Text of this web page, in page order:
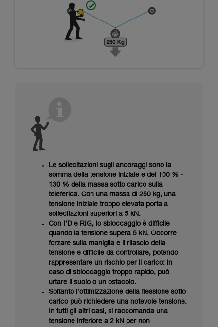
Le sollecitazioni sugli ancoraggi sono la
somma della tensione iniziale e del 100 % -
130 % della massa sotto carico sulla
teleferica. Con una massa di 250 kg, una
tensione iniziale troppo elevata porta a
sollecitazioni superiori a 5 kN.
Con I’D e RIG, lo sbloccaggio è difficile
quando la tensione supera 5 kN. Occorre
forzare sulla maniglia e il rilascio della
tensione è difficile da controllare, potendo
rappresentare un rischio per il carico: in
caso di sbloccaggio troppo rapido, può
urtare il suolo o un ostacolo.
Soltanto l’ottimizzazione della flessione sotto
carico può richiedere una notevole tensione.
In tutti gli altri casi, si raccomanda una
tensione inferiore a 2 kN per non